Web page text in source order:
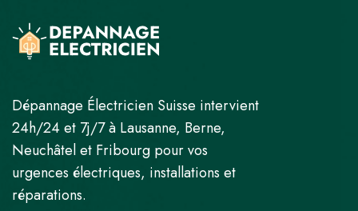
Dépannage Électricien Suisse intervient
24h/24 et 7j/7 à Lausanne, Berne,
Neuchâtel et Fribourg pour vos
urgences électriques, installations et
réparations.